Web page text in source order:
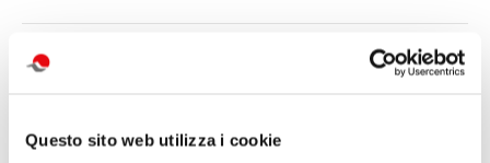
Questo sito web utilizza i cookie
20 Agosto 2019
attività correlate: